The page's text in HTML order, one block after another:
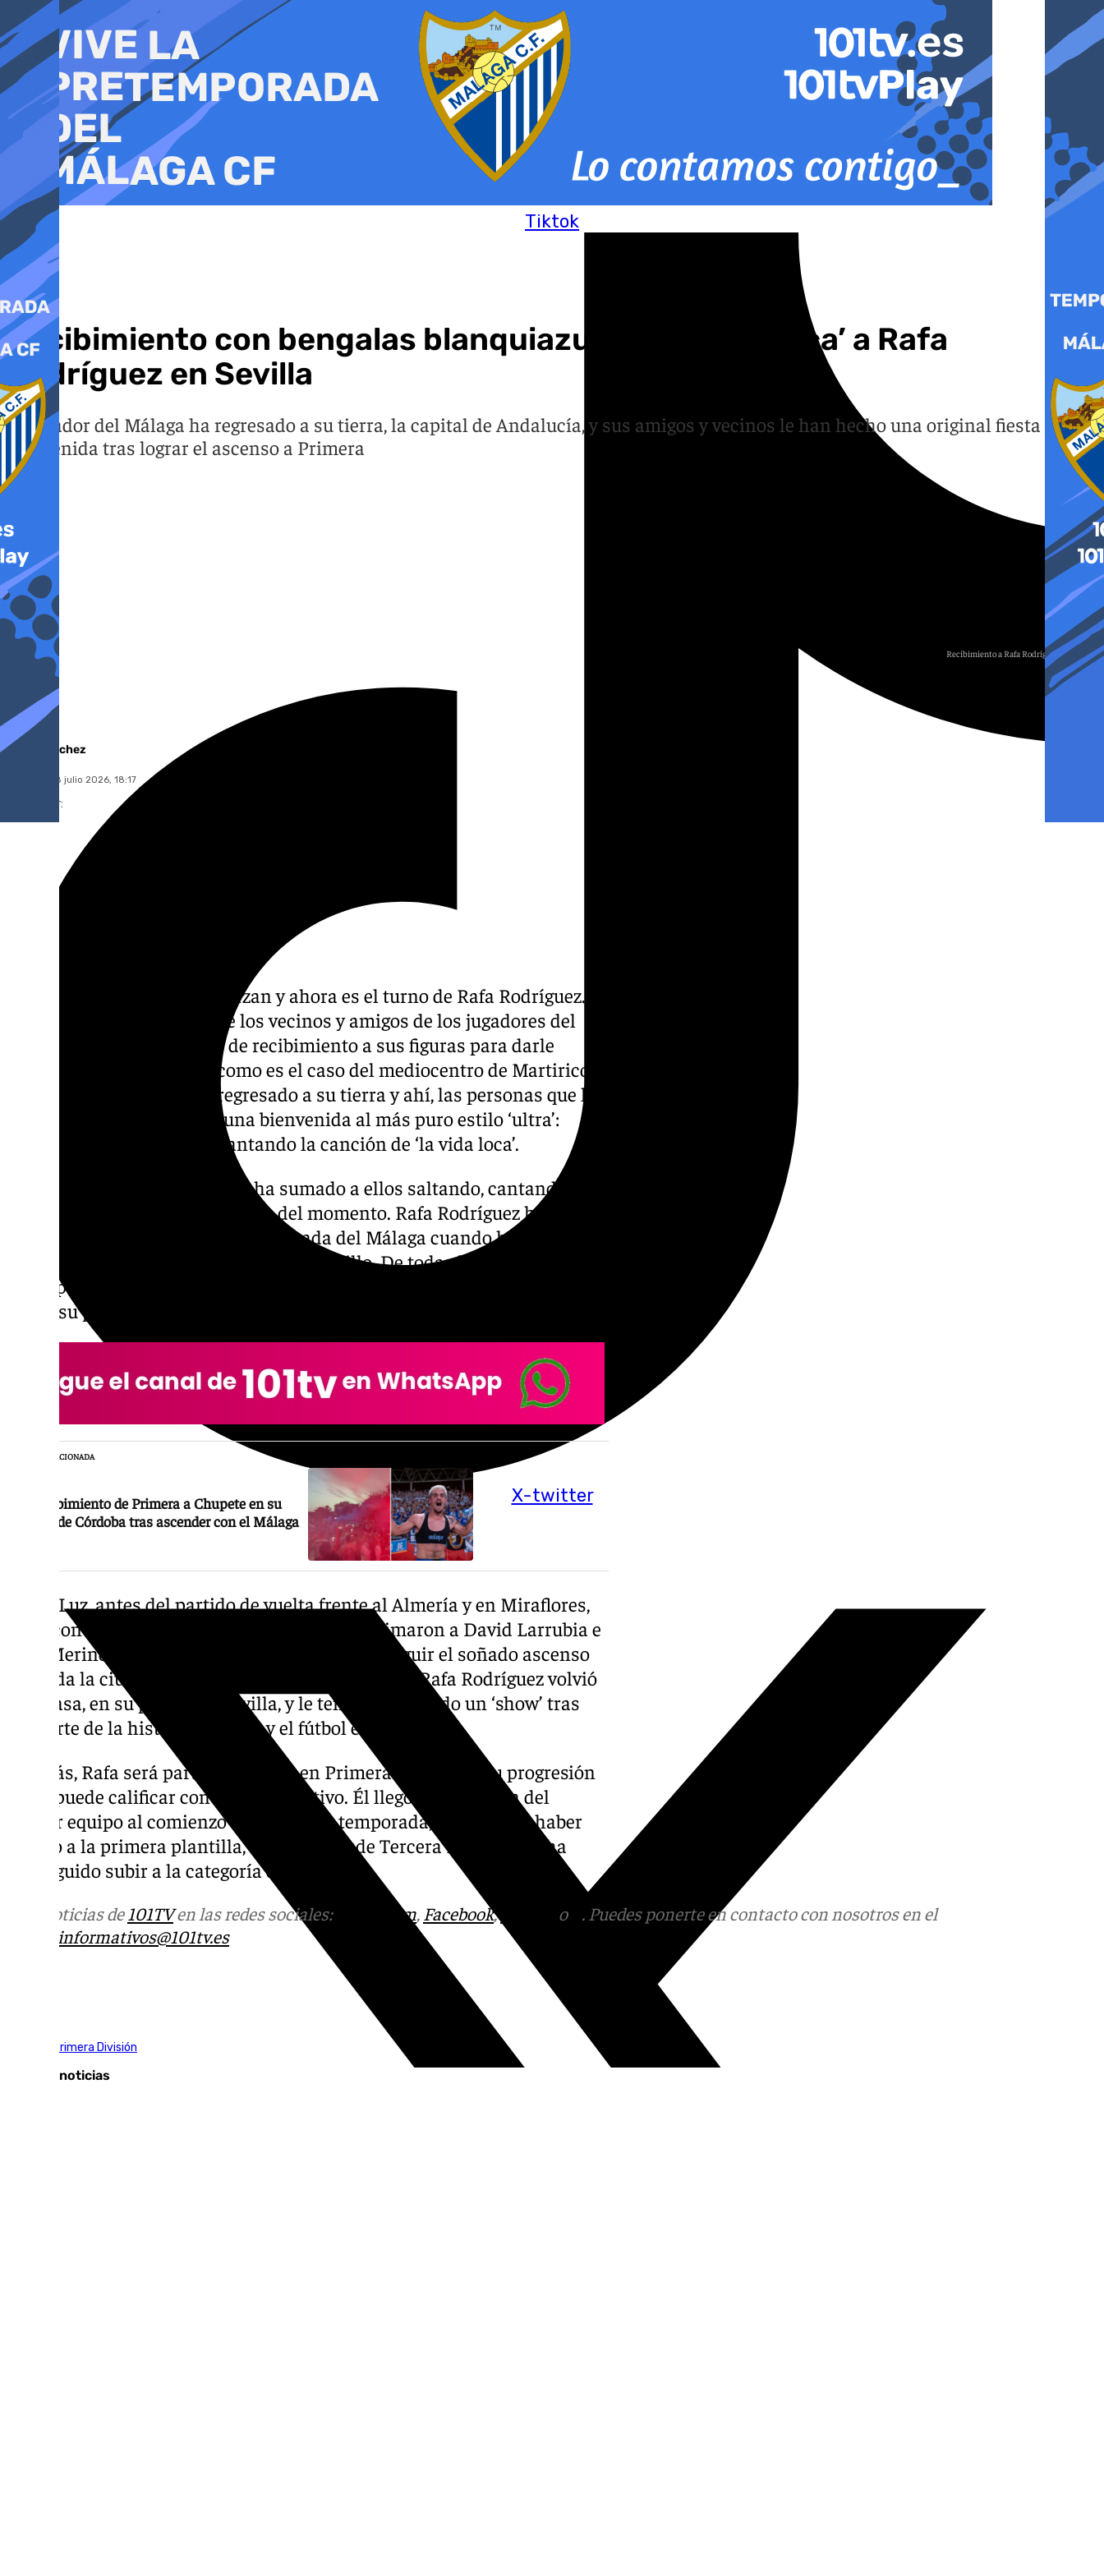
al
contenido
Tiktok
X-twitter
Recibimiento con bengalas blanquiazules y ‘la vida loca’ a Rafa
Rodríguez en Sevilla
El jugador del Málaga ha regresado a su tierra, la capital de Andalucía, y sus amigos y vecinos le han hecho una original fiesta de
bienvenida tras lograr el ascenso a Primera
Recibimiento a Rafa Rodríguez en Sevilla
101 TV
Jairo Sánchez
miércoles, 8 julio 2026, 18:17
Compartir:
Primero fue Larrubia, luego Izan y ahora es el turno de Rafa Rodríguez. Se
está volviendo un ritual que los vecinos y amigos de los jugadores del
Málaga hagan una especie de recibimiento a sus figuras para darle
ánimos o celebrar logros, como es el caso del mediocentro de Martiricos.
El futbolista sevillano ha regresado a su tierra y ahí, las personas que lo
han visto crecer, le tenían una bienvenida al más puro estilo ‘ultra’:
bengalas blanquiazules y cantando la canción de ‘la vida loca’.
El jugador, al ver la escena, se ha sumado a ellos saltando, cantando y
abrazados con los protagonistas del momento. Rafa Rodríguez ha sido
un jugador importante en la temporada del Málaga cuando ha estado en
el césped y cuando ha estado en el banquillo. De todas las maneras, en
su etapa con Pellicer tenía más protagonismo y más gol y con Funes saca
mejor su perfil defensivo y de referencia arriba cuando hace falta físico.
NOTICIA RELACIONADA
El recibimiento de Primera a Chupete en su
barrio de Córdoba tras ascender con el Málaga
En La Luz, antes del partido de vuelta frente al Almería y en Miraflores,
justo con el mismo objetivo, dieron apoyo y animaron a David Larrubia e
Izan Merino respectivamente. Ahora, tras conseguir el soñado ascenso
por toda la ciudad de Málaga que apoya al equipo, Rafa Rodríguez volvió
a su casa, en su pueblo en Sevilla, y le tenían preparado un ‘show’ tras
ser parte de la historia del club y el fútbol español.
Además, Rafa será parte del equipo en Primera División y su progresión
no se puede calificar con ningún adjetivo. Él llegó a tener ficha del
primer equipo al comienzo de la pasada temporada, y justo, tras haber
subido a la primera plantilla, viniendo desde Tercera Federación, ha
conseguido subir a la categoría de oro.
Más noticias de101TVen las redes sociales: Instagram, Facebook, o
. Puedes ponerte en contacto con nosotros en el
informativos@101tv.es
Primera División
Últimas noticias